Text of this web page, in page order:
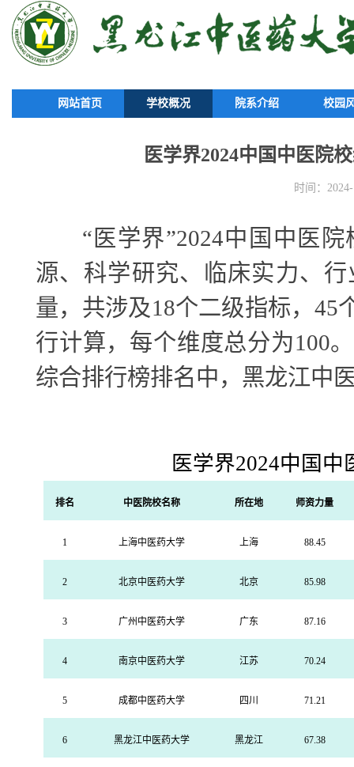
网站首页 学校概况 院系介绍 校园
医学界2024中国中医院
时间：
“医学界”2024中国中医院
源、科学研究、临床实力、
量，共涉及18个二级指标， 45
行计算，每个维度总分为100
综合排行榜排名中，黑龙江中
医学界2024中国中
排名 中医院校名称 所在地 师资力量
1 上海中医药大学 上海 88.45
2 北京中医药大学 北京 85.98
3 广州中医药大学 广东 87.16
4 南京中医药大学 江苏 70.24
5 成都中医药大学 四川 71.21
6 黑龙江中医药大学 黑龙江 67.38